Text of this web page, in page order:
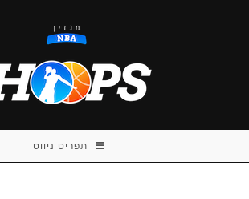
תפריט ניווט